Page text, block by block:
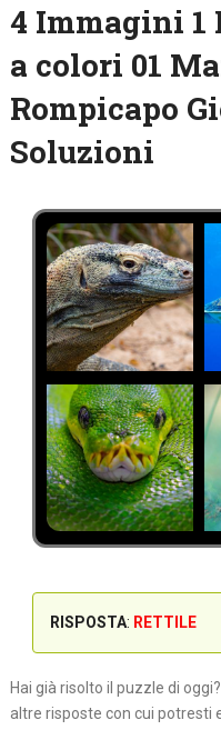
4 Immagini 1
a colori 01
Rompicapo
Soluzioni
RISPOSTA: RETTILE
Hai già risolto il puzzle di
altre risposte con cui potresti